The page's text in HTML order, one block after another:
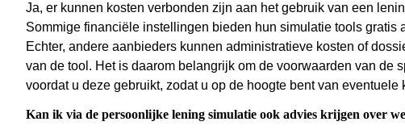
Ja, er kunnen kosten verbonden zijn aan het gebruik van een
Sommige financiële instellingen bieden hun simulatie tools gratis
Echter, andere aanbieders kunnen administratieve kosten of
van de tool. Het is daarom belangrijk om de voorwaarden van de
voordat u deze gebruikt, zodat u op de hoogte bent van
Kan ik via de persoonlijke lening simulatie ook advies krijgen over